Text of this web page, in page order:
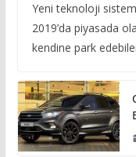
Yeni teknoloji
2019’da piyasada
kendine park